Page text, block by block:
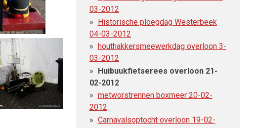
03-2012
Historische ploegdag Westerbeek
04-03-2012
houthakkersmeewerkdag overloon 3-
03-2012
Huibuukfietserees overloon 21-
02-2012
metworstrennen boxmeer 20-02-
2012
Carnavalsoptocht overloon 19-02-